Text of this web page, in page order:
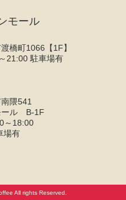
モール
橋町1066【1F】
21:00 駐車場有
隈541
ール B-1F
～18:00
場有
All rights Reserved.